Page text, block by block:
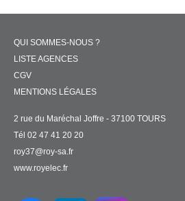
QUI SOMMES-NOUS ?
LISTE AGENCES
CGV
MENTIONS LÉGALES
2 rue du Maréchal Joffre - 37100 TOURS
Tél 02 47 41 20 20
roy37@roy-sa.fr
www.royelec.fr